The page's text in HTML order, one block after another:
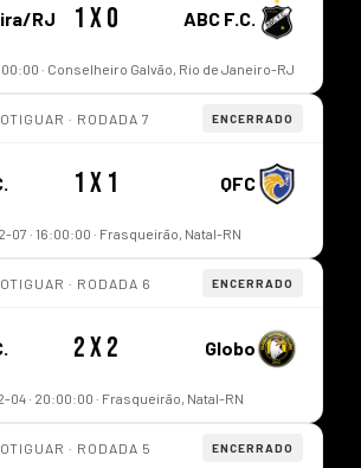
RJ 1 x 0 ABC F.C.
· Conselheiro Galvão, Rio de Janeiro-RJ
· RODADA 7 ENCERRADO
1 x 1 QFC
07 · 16:00:00 · Frasqueirão, Natal-RN
· RODADA 6 ENCERRADO
2 x 2 Globo
04 · 20:00:00 · Frasqueirão, Natal-RN
· RODADA 5 ENCERRADO